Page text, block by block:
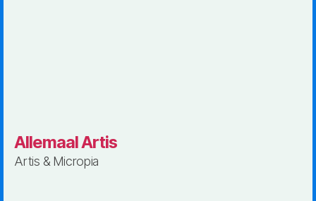
Allemaal Artis
Artis & Micropia